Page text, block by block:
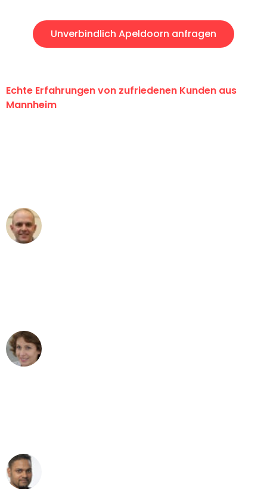
Unverbindlich Apeldoorn anfragen
Echte Erfahrungen von zufriedenen Kunden aus
Mannheim